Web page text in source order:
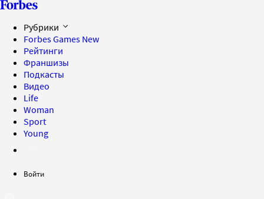
Рубрики
Forbes Games New
Рейтинги
Франшизы
Подкасты
Видео
Life
Woman
Sport
Young
Войти